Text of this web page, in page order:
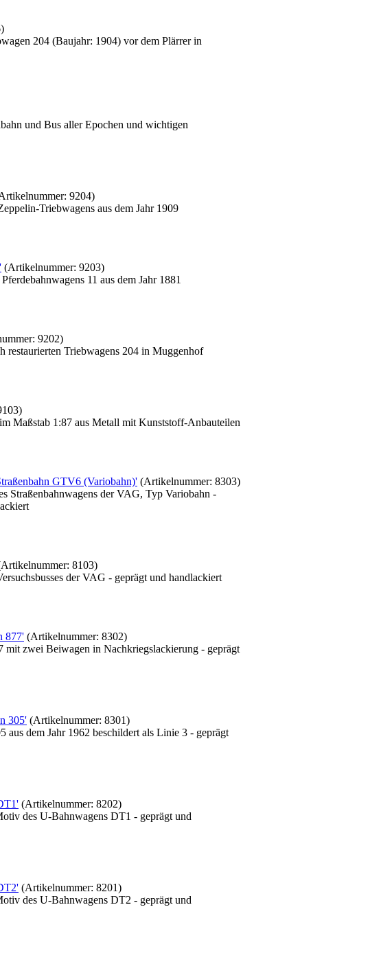
)
204 (Baujahr: 1904) vor dem Plärrer in
und Bus aller Epochen und wichtigen
9204)
Triebwagens aus dem Jahr 1909
(Artikelnummer: 9203)
11 aus dem Jahr 1881
9202)
restaurierten Triebwagens 204 in Muggenhof
)
Maßstab 1:87 aus Metall mit Kunststoff-Anbauteilen
GTV6 (Variobahn)' (Artikelnummer: 8303)
Straßenbahnwagens der VAG, Typ Variobahn -
8103)
der VAG - geprägt und handlackiert
877' (Artikelnummer: 8302)
mit zwei Beiwagen in Nachkriegslackierung - geprägt
305' (Artikelnummer: 8301)
aus dem Jahr 1962 beschildert als Linie 3 - geprägt
(Artikelnummer: 8202)
des U-Bahnwagens DT1 - geprägt und
(Artikelnummer: 8201)
des U-Bahnwagens DT2 - geprägt und